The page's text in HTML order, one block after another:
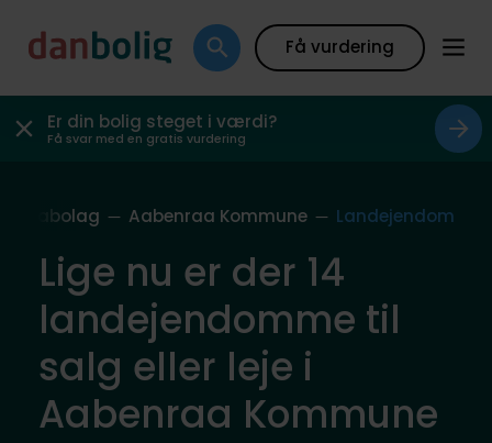
Få vurdering
Er din bolig steget i værdi?
Få svar med en gratis vurdering
Nabolag Aabenraa Kommune Landejendom
Lige nu er der 14
landejendomme til
salg eller leje i
Aabenraa Kommune